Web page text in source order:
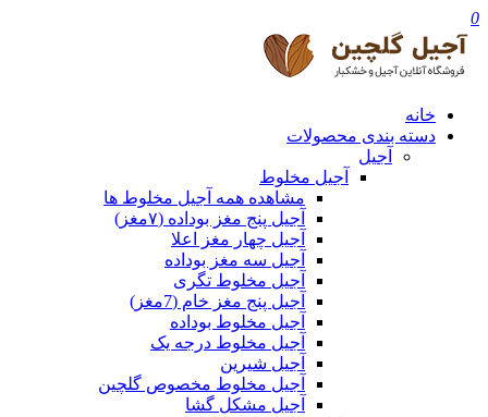
0
خانه
دسته بندی محصولات
آجیل
آجیل مخلوط
مشاهده همه آجیل مخلوط ها
آجیل پنج مغز بوداده (۷مغز)
آجیل چهار مغز اعلا
آجیل سه مغز بوداده
آجیل مخلوط تگری
آجیل پنج مغز خام (7مغز)
آجیل مخلوط بوداده
آجیل مخلوط درجه یک
آجیل شیرین
آجیل مخلوط مخصوص گلچین
آجیل مشکل گشا